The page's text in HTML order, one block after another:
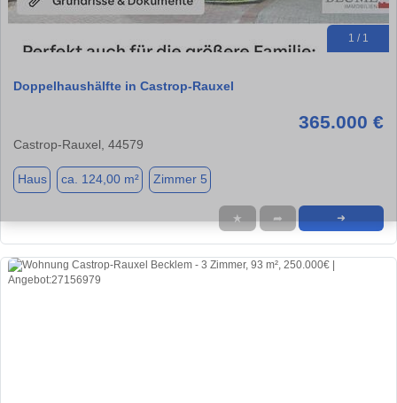
1 / 1
Doppelhaushälfte in Castrop-Rauxel
365.000 €
Castrop-Rauxel, 44579
Haus ca. 124,00 m² Zimmer 5
★ ➦ ➜